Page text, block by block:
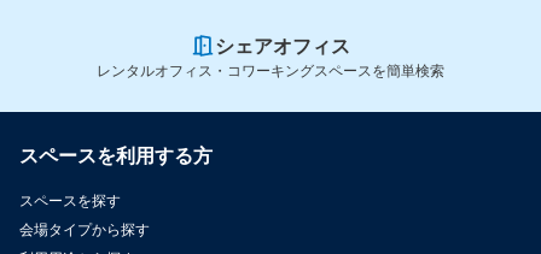
シェアオフィス
レンタルオフィス・コワーキングスペースを簡単検索
スペースを利用する方
スペースを探す
会場タイプから探す